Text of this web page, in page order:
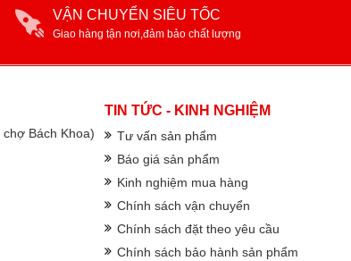
VẬN CHUYỂN SIÊU TỐC
Giao hàng tận nơi,đảm bảo chất lượng
Bách Khoa)
TIN TỨC - KINH NGHIỆM
Tư vấn sản phẩm
Báo giá sản phẩm
Kinh nghiệm mua hàng
Chính sách vận chuyển
Chính sách đặt theo yêu cầu
Chính sách bảo hành sản phẩm